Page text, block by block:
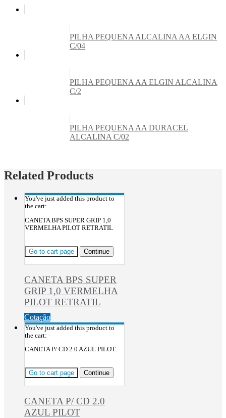
PILHA PEQUENA ALCALINA AA ELGIN
C/04
PILHA PEQUENA AA ELGIN ALCALINA
C/2
PILHA PEQUENA AA DURACEL
ALCALINA C/02
Related Products
You've just added this product to
the cart:
CANETA BPS SUPER GRIP 1,0
VERMELHA PILOT RETRATIL
Go to cart page Continue
CANETA BPS SUPER
GRIP 1,0 VERMELHA
PILOT RETRATIL
Cotação
You've just added this product to
the cart:
CANETA P/ CD 2.0 AZUL PILOT
Go to cart page Continue
CANETA P/ CD 2.0
AZUL PILOT